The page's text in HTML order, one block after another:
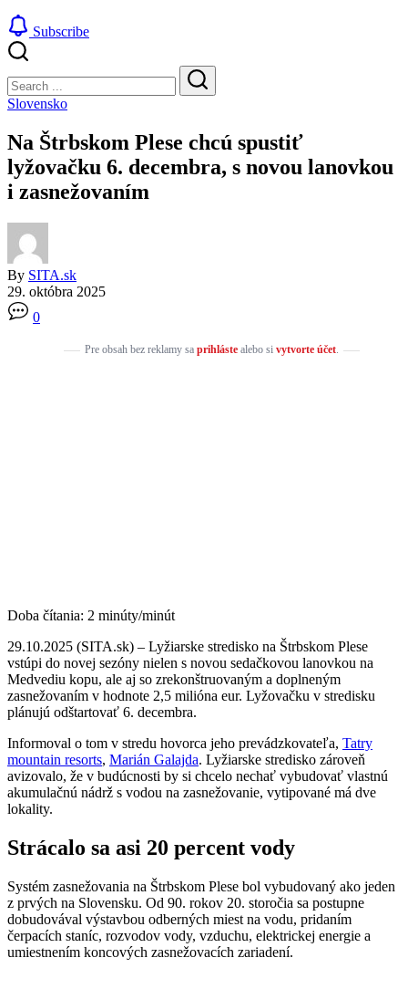
Subscribe
Search
Search
Slovensko
Na Štrbskom Plese chcú spustiť
lyžovačku 6. decembra, s novou lanovkou
i zasnežovaním
By SITA.sk
29. októbra 2025
0
Pre obsah bez reklamy sa prihlástealebo si vytvorte účet.
Doba čítania: 2 minúty/minút
29.10.2025 (SITA.sk) – Lyžiarske stredisko na Štrbskom Plese
vstúpi do novej sezóny nielen s novou sedačkovou lanovkou na
Medvediu kopu, ale aj so zrekonštruovaným a doplneným
zasnežovaním v hodnote 2,5 milióna eur. Lyžovačku v stredisku
plánujú odštartovať 6. decembra.
Informoval o tom v stredu hovorca jeho prevádzkovateľa, Tatry
mountain resorts, Marián Galajda. Lyžiarske stredisko zároveň
avizovalo, že v budúcnosti by si chcelo nechať vybudovať vlastnú
akumulačnú nádrž s vodou na zasnežovanie, vytipované má dve
lokality.
Strácalo sa asi 20 percent vody
Systém zasnežovania na Štrbskom Plese bol vybudovaný ako jeden
z prvých na Slovensku. Od 90. rokov 20. storočia sa postupne
dobudovával výstavbou odberných miest na vodu, pridaním
čerpacích staníc, rozvodov vody, vzduchu, elektrickej energie a
umiestnením koncových zasnežovacích zariadení.